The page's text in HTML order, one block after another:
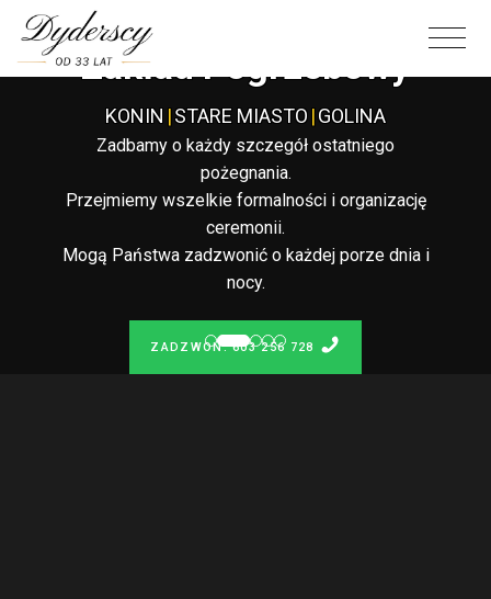
Całodobowy
Zakład Pogrzebowy
KONIN |STARE MIASTO |GOLINA
Zadbamy o każdy szczegół ostatniego
pożegnania.
Przejmiemy wszelkie formalności i organizację
ceremonii.
Mogą Państwa zadzwonić o każdej porze dnia i
nocy.
ZADZWOŃ: 603 256 728